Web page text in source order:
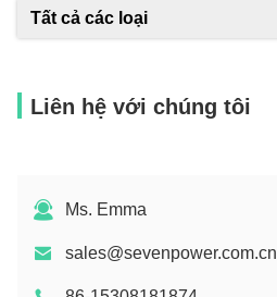
Tất cả các loại
Liên hệ với chúng tôi
Ms. Emma
sales@sevenpower.com.cn